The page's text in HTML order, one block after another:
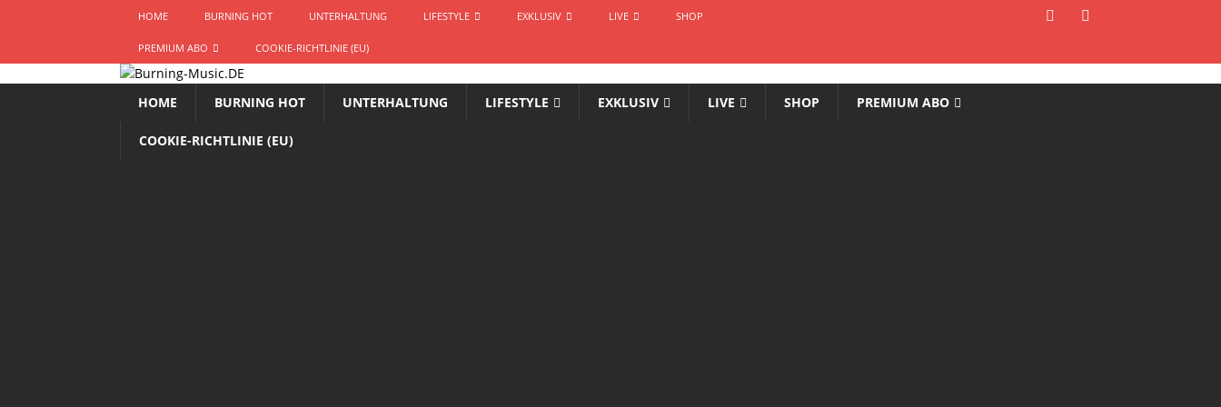
HOME BURNING HOT UNTERHALTUNG LIFESTYLE EXKLUSIV LIVE SHOP
PREMIUM ABO COOKIE-RICHTLINIE (EU)
HOME BURNING HOT UNTERHALTUNG LIFESTYLE EXKLUSIV LIVE SHOP PREMIUM ABO
COOKIE-RICHTLINIE (EU)